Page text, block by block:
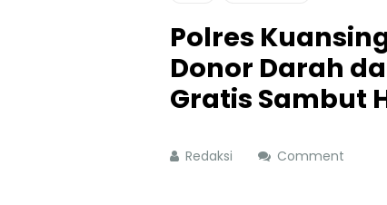
Polres
Donor Darah
Gratis Sambut
Redaksi Comment